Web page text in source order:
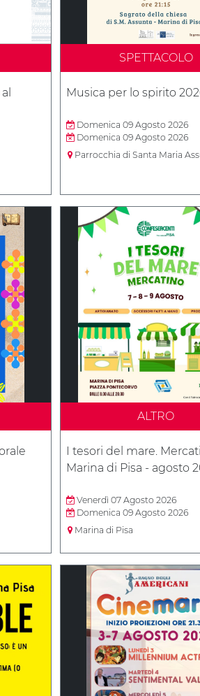
SPETTACOLO
Musica per lo spirito
Domenica 09 Agosto 2026
Domenica 09 Agosto 2026
Parrocchia di Santa Maria
ALTRO
I tesori del mare.
Marina di Pisa - agosto
Venerdì 07 Agosto 2026
Domenica 09 Agosto 2026
Marina di Pisa